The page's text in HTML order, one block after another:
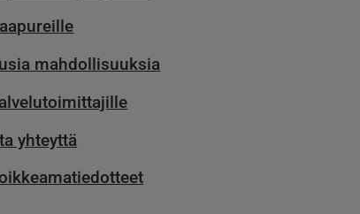
mahdollisuuksia
yhteyttä